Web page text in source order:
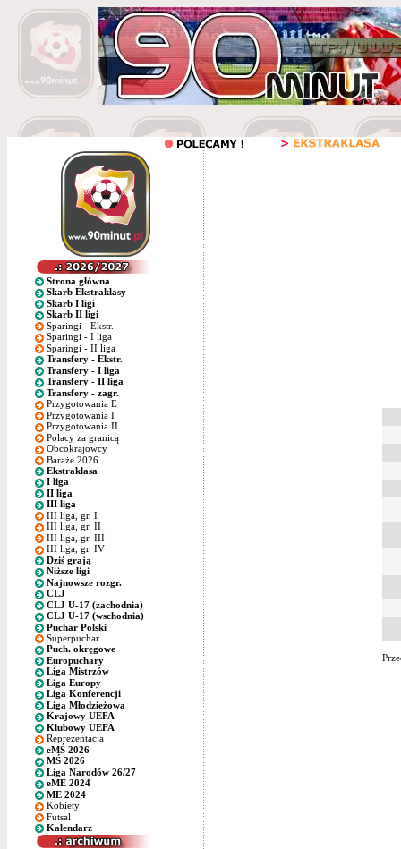
Strona główna
Skarb Ekstraklasy
Skarb I ligi
Skarb II ligi
Sparingi - Ekstr.
Sparingi - I liga
Sparingi - II liga
Transfery - Ekstr.
Transfery - I liga
Transfery - II liga
Transfery - zagr.
Przygotowania E
Przygotowania I
Przygotowania II
Polacy za granicą
Obcokrajowcy
Baraże 2026
Ekstraklasa
I liga
II liga
III liga
III liga, gr. I
III liga, gr. II
III liga, gr. III
III liga, gr. IV
Dziś grają
Niższe ligi
Najnowsze rozgr.
CLJ
CLJ U-17 (zachodnia)
CLJ U-17 (wschodnia)
Puchar Polski
Superpuchar
Puch. okręgowe
Europuchary
Liga Mistrzów
Liga Europy
Liga Konferencji
Liga Młodzieżowa
Krajowy UEFA
Klubowy UEFA
Reprezentacja
eMŚ 2026
MŚ 2026
Liga Narodów 26/27
eME 2024
ME 2024
Kobiety
Futsal
Kalendarz